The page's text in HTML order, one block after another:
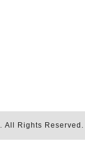
. All Rights Reserved.